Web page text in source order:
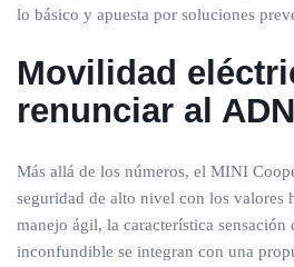
lo básico y apuesta por soluciones
Movilidad
renunciar al
Más allá de los números, el MINI
seguridad de alto nivel con los valores
manejo ágil, la característica sensación
inconfundible se integran con una